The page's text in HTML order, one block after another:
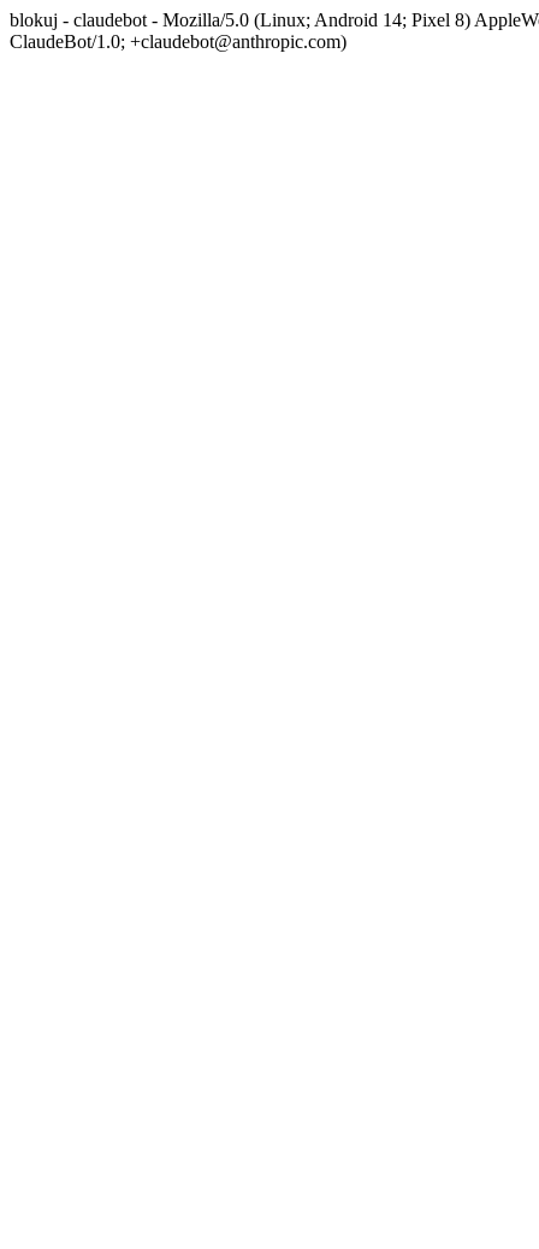
blokuj - claudebot - Mozilla/5.0 (Linux; Android 14; Pixel 8)
ClaudeBot/1.0; +claudebot@anthropic.com)